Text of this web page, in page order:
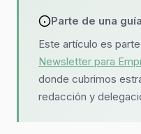
Parte de una
Este artículo es
Newsletter para
donde cubrimos
redacción y